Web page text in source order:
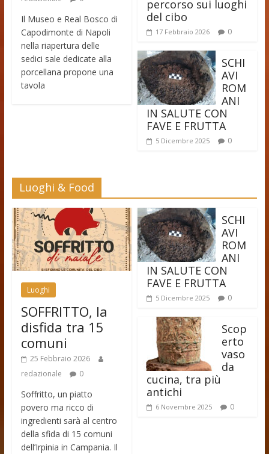
Il Museo e Real Bosco di
Capodimonte di Napoli
nella riapertura delle
sedici sale dedicate alla
porcellana propone una
tavola
percorso sui luoghi
del cibo
17 Febbraio 2026 0
SCHI
AVI
ROM
ANI
IN SALUTE CON
FAVE E FRUTTA
5 Dicembre 2025 0
Luoghi & Food
Luoghi
SOFFRITTO, la
disfida tra 15
comuni
25 Febbraio 2026
redazionale
0
Soffritto, un piatto
povero ma ricco di
ingredienti sarà al centro
della sfida di 15 comuni
dell’Irpinia in Campania. Il
SCHI
AVI
ROM
ANI
IN SALUTE CON
FAVE E FRUTTA
5 Dicembre 2025 0
Scop
erto
vaso
da
cucina, tra più
antichi
6 Novembre 2025 0